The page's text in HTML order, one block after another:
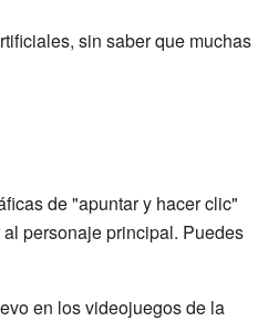
sin saber que muchas
de "apuntar y hacer clic"
personaje principal. Puedes
en los videojuegos de la